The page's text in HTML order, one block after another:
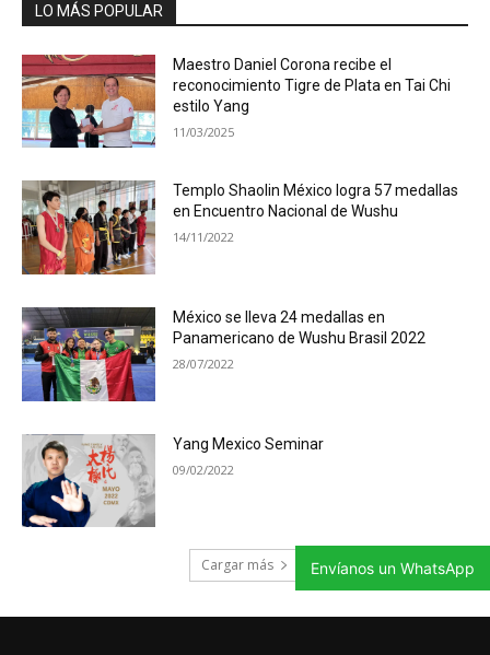
LO MÁS POPULAR
Maestro Daniel Corona recibe el
reconocimiento Tigre de Plata en Tai Chi
estilo Yang
11/03/2025
Templo Shaolin México logra 57 medallas
en Encuentro Nacional de Wushu
14/11/2022
México se lleva 24 medallas en
Panamericano de Wushu Brasil 2022
28/07/2022
Yang Mexico Seminar
09/02/2022
Cargar más Envíanos un WhatsApp